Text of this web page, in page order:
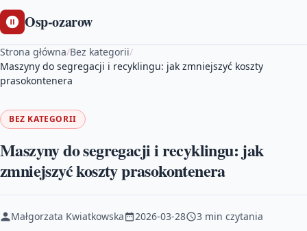
Osp-ozarow
Strona główna/Bez kategorii/
Maszyny do segregacji i recyklingu: jak zmniejszyć koszty
prasokontenera
BEZ KATEGORII
Maszyny do segregacji i recyklingu: jak
zmniejszyć koszty prasokontenera
Małgorzata Kwiatkowska 2026-03-28 3 min czytania